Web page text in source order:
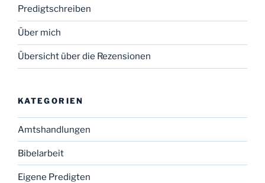
Predigtschreiben
Über mich
Übersicht über die Rezensionen
KATEGORIEN
Amtshandlungen
Bibelarbeit
Eigene Predigten